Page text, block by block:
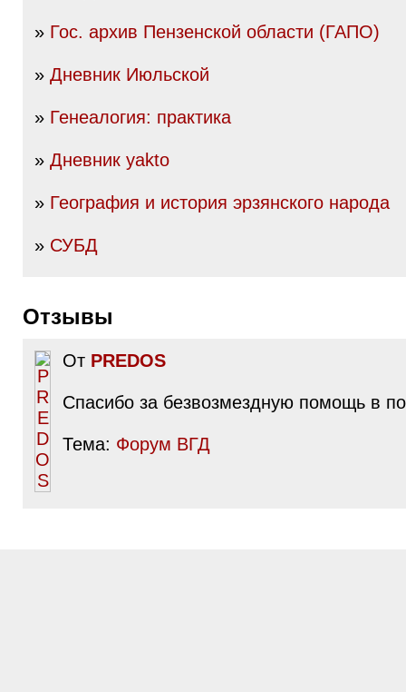
» Гос. архив Пензенской области (ГАПО)
» Дневник Июльской
» Генеалогия: практика
» Дневник yakto
» География и история эрзянского народа
» СУБД
Отзывы
От PREDOS
Спасибо за безвозмездную помощь в
Тема: Форум ВГД